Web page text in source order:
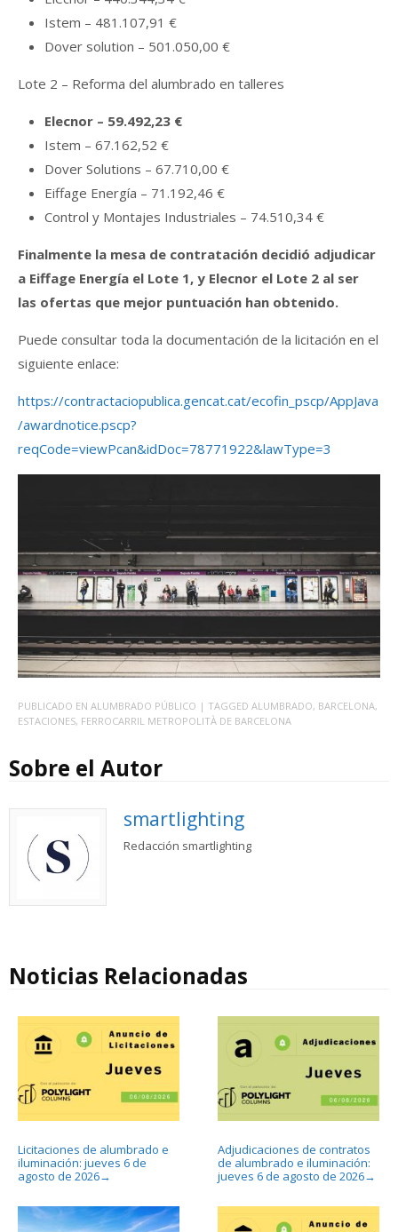
Istem – 481.107,91 €
Dover solution – 501.050,00 €
Lote 2 – Reforma del alumbrado en talleres
Elecnor – 59.492,23 €
Istem – 67.162,52 €
Dover Solutions – 67.710,00 €
Eiffage Energía – 71.192,46 €
Control y Montajes Industriales – 74.510,34 €
Finalmente la mesa de contratación decidió adjudicar
a Eiffage Energía el Lote 1, y Elecnor el Lote 2 al ser
las ofertas que mejor puntuación han obtenido.
Puede consultar toda la documentación de la licitación en el
siguiente enlace:
https://contractaciopublica.gencat.cat/ecofin_pscp/AppJava
/awardnotice.pscp?
reqCode=viewPcan&idDoc=78771922&lawType=3
PUBLICADO EN ALUMBRADO PÚBLICO | TAGGED ALUMBRADO, BARCELONA,
ESTACIONES, FERROCARRIL METROPOLITÀ DE BARCELONA
Sobre el Autor
smartlighting
Redacción smartlighting
Noticias Relacionadas
Licitaciones de alumbrado e
iluminación: jueves 6 de
agosto de 2026→
Adjudicaciones de contratos
de alumbrado e iluminación:
jueves 6 de agosto de 2026→